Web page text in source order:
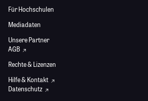
Für Hochschulen
Mediadaten
Unsere Partner
AGB
Rechte & Lizenzen
Hilfe & Kontakt
Datenschutz